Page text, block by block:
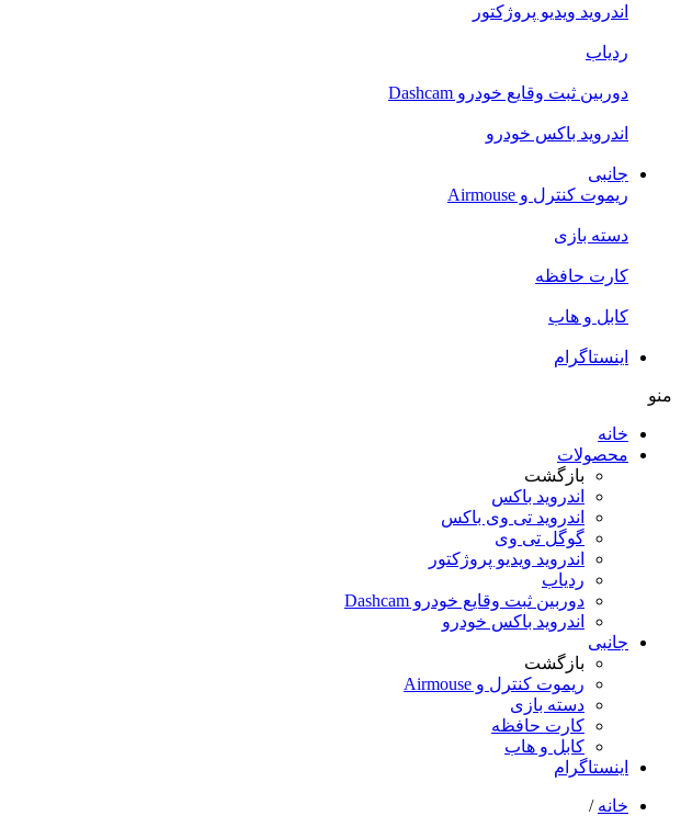
اندروید ویدیو پروژکتور
ردیاب
دوربین ثبت وقایع خودرو Dashcam
اندروید باکس خودرو
جانبی
ریموت کنترل و Airmouse
دسته بازی
کارت حافظه
کابل و هاب
اینستاگرام
منو
خانه
محصولات
بازگشت
اندروید باکس
اندروید تی‌ وی باکس
گوگل تی وی
اندروید ویدیو پروژکتور
ردیاب
دوربین ثبت وقایع خودرو Dashcam
اندروید باکس خودرو
جانبی
بازگشت
ریموت کنترل و Airmouse
دسته بازی
کارت حافظه
کابل و هاب
اینستاگرام
خانه /